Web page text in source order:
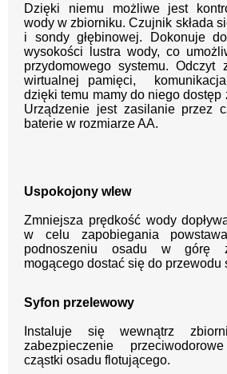
Dzięki niemu możliwe jest
wody w zbiorniku.Czujnik składa
i sondy głębinowej. Dokonuje
wysokości lustra wody, co
przydomowego systemu. Odczyt
wirtualnej pamięci,
dzięki temu mamy do niego dostęp
Urządzenie jest zasilanie przez
baterie w rozmiarze AA.
Uspokojony wlew
Zmniejsza prędkość wody
w celu zapobiegania
podnoszeniu osadu w górę
mogącego dostać się do przewodu
Syfon przelewowy
Instaluje się wewnątrz
zabezpieczenie
cząstki osadu flotującego.